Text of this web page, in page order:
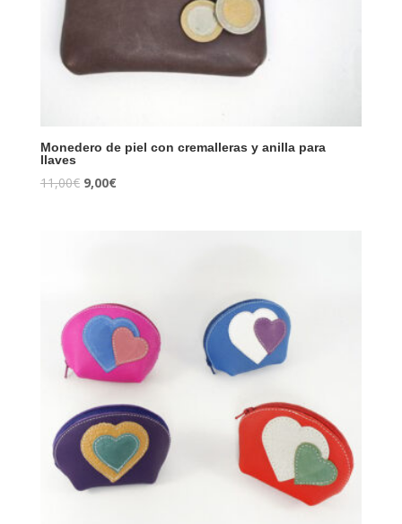
Monedero de piel con cremalleras y anilla para
llaves
11,00€ 9,00€